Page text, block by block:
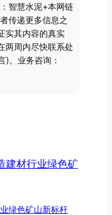
智慧水泥+本网链
传递更多信息之
实其内容的真实
两周内尽快联系处
)。业务咨询：
绿色矿山新标杆